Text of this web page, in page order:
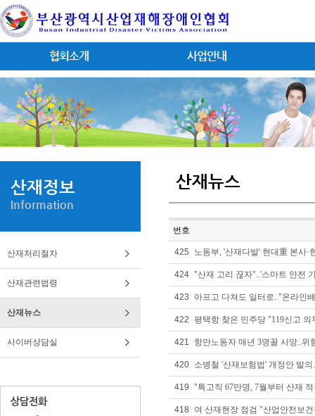
협회소개 사업안내
산재정보
Information
산재처리절차
산재관련법령
산재뉴스
사이버상담실
산재뉴스
번호
425 노동부, '산재다발' 현대重 본사·
424 "산재 고리 끊자"..'스마트 안전
423 아프고 다쳐도 일터로.."온라인
422 평택항 찾은 민주당 "119신고
421 항만노동자 매년 3명꼴 사망..위
420 소병철 '산재보험법' 개정안 발
419 "특고직 67만명, 7월부터 산재
418 여 산재현장 점검 "산업안전보